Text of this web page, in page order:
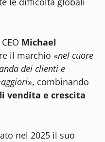
Michael
il marchio «nel cuore
dei clienti e
», combinando
vendita e crescita
nel 2025 il suo